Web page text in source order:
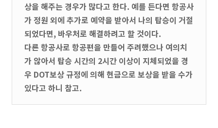
상을 해주는 경우가 많다고 한다. 예를 든다면 항공사
가 정원 외에 추가로 예약을 받아서 나의 탑승이 거절
되었다면, 바우처로 해결하려고 할 것이다.
다른 항공사로 항공편을 만들어 주려했으나 여의치
가 않아서 탑승 시간의 2시간 이상이 지체되었을 경
우 DOT보상 규정에 의해 현금으로 보상을 받을 수가
있다고 하니 참고.